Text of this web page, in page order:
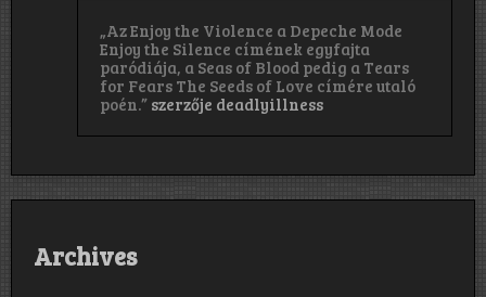
„Az Enjoy the Violence a Depeche Mode
Enjoy the Silence címének egyfajta
paródiája, a Seas of Blood pedig a Tears
for Fears The Seeds of Love címére utaló
poén.” szerzője deadlyillness
Archives